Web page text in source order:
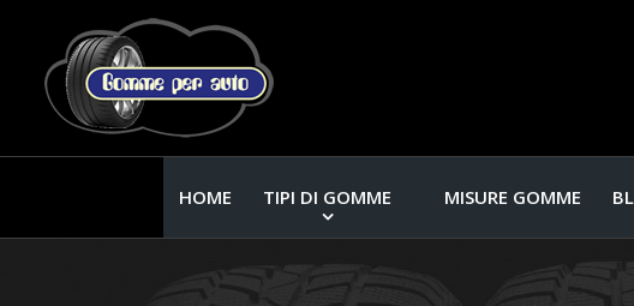
HOME TIPI DI GOMME MISURE GOMME